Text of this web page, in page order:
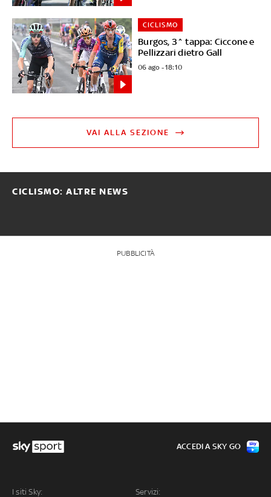
Burgos, 3^ tappa: Ciccone e
Pellizzari dietro Gall
CICLISMO
06 ago - 18:10
VAI ALLA SEZIONE
CICLISMO: ALTRE NEWS
PUBBLICITÀ
I siti Sky: Servizi:
ACCEDI A SKY GO